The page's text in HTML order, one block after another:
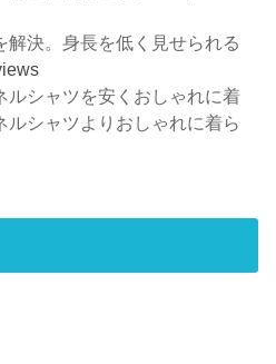
決。身長を低く見せられる
ルシャツを安くおしゃれに着
ルシャツよりおしゃれに着ら